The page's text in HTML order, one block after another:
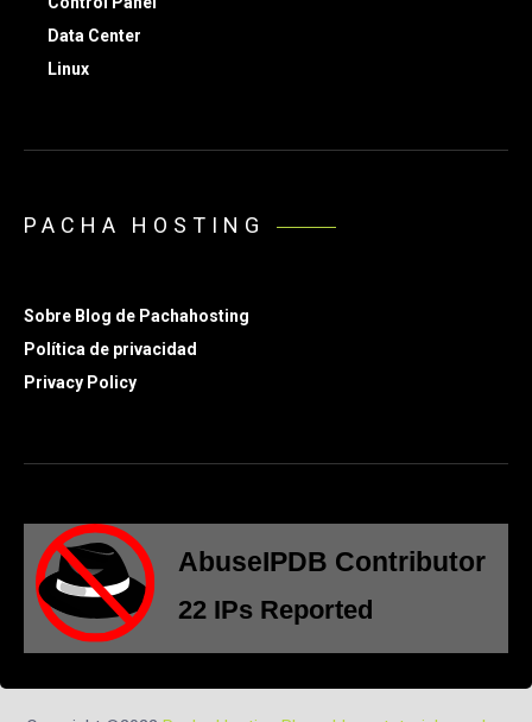
Data Center
Linux
PACHA HOSTING
Sobre Blog de Pachahosting
Política de privacidad
Privacy Policy